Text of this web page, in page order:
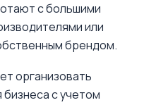
с большими
или
брендом.
организовать
с учетом